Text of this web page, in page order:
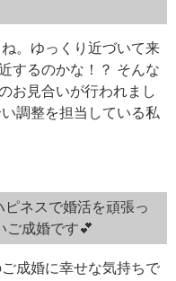
。ゆっくり近づいて来
するのかな！？ そんな
お見合いが行われまし
調整を担当している私
ネスで婚活を頑張っ
ご成婚です💕
成婚に幸せな気持ちで